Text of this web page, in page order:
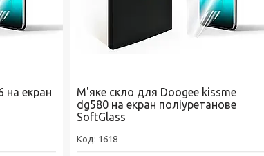
на екран
М'яке скло для Doogee kissme
dg580 на екран поліуретанове
SoftGlass
1618